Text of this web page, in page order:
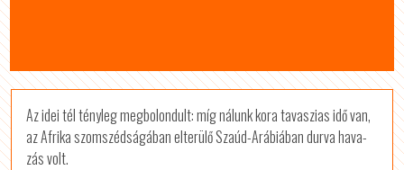
Az idei tél tény­leg meg­bo­lon­dult: míg ná­lunk kora ta­va­szias idő van,
az Af­rika szom­széd­sá­gá­ban el­te­rülő Szaúd-Ará­bi­á­ban durva ha­va­
zás volt.